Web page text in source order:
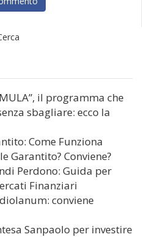
il programma che
sbagliare: ecco la
Come Funziona
Garantito? Conviene?
Perdono: Guida per
Finanziari
conviene
Sanpaolo per investire